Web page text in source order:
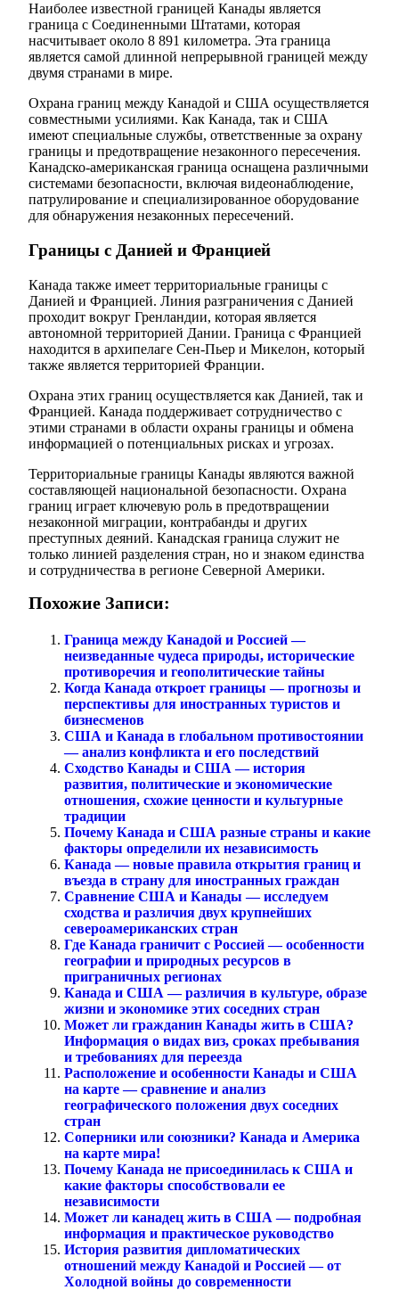
Наиболее известной границей Канады является
граница с Соединенными Штатами, которая
насчитывает около 8 891 километра. Эта граница
является самой длинной непрерывной границей между
двумя странами в мире.
Охрана границ между Канадой и США осуществляется
совместными усилиями. Как Канада, так и США
имеют специальные службы, ответственные за охрану
границы и предотвращение незаконного пересечения.
Канадско-американская граница оснащена различными
системами безопасности, включая видеонаблюдение,
патрулирование и специализированное оборудование
для обнаружения незаконных пересечений.
Границы с Данией и Францией
Канада также имеет территориальные границы с
Данией и Францией. Линия разграничения с Данией
проходит вокруг Гренландии, которая является
автономной территорией Дании. Граница с Францией
находится в архипелаге Сен-Пьер и Микелон, который
также является территорией Франции.
Охрана этих границ осуществляется как Данией, так и
Францией. Канада поддерживает сотрудничество с
этими странами в области охраны границы и обмена
информацией о потенциальных рисках и угрозах.
Территориальные границы Канады являются важной
составляющей национальной безопасности. Охрана
границ играет ключевую роль в предотвращении
незаконной миграции, контрабанды и других
преступных деяний. Канадская граница служит не
только линией разделения стран, но и знаком единства
и сотрудничества в регионе Северной Америки.
Похожие Записи:
Граница между Канадой и Россией —
неизведанные чудеса природы, исторические
противоречия и геополитические тайны
Когда Канада откроет границы — прогнозы и
перспективы для иностранных туристов и
бизнесменов
США и Канада в глобальном противостоянии
— анализ конфликта и его последствий
Сходство Канады и США — история
развития, политические и экономические
отношения, схожие ценности и культурные
традиции
Почему Канада и США разные страны и какие
факторы определили их независимость
Канада — новые правила открытия границ и
въезда в страну для иностранных граждан
Сравнение США и Канады — исследуем
сходства и различия двух крупнейших
североамериканских стран
Где Канада граничит с Россией — особенности
географии и природных ресурсов в
приграничных регионах
Канада и США — различия в культуре, образе
жизни и экономике этих соседних стран
Может ли гражданин Канады жить в США?
Информация о видах виз, сроках пребывания
и требованиях для переезда
Расположение и особенности Канады и США
на карте — сравнение и анализ
географического положения двух соседних
стран
Соперники или союзники? Канада и Америка
на карте мира!
Почему Канада не присоединилась к США и
какие факторы способствовали ее
независимости
Может ли канадец жить в США — подробная
информация и практическое руководство
История развития дипломатических
отношений между Канадой и Россией — от
Холодной войны до современности